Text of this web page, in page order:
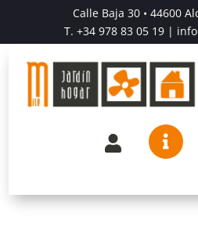
Calle Baja 30 • 44600
T. +34 978 83 05 19|
 